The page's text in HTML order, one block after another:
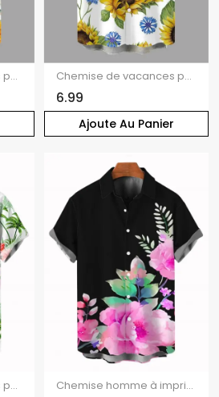
Chemise de vacances pour homme, imprimé feuilles de tournesol, boutonnée
Ajoute Au Panier
Chemise de vacances pour homme, imprimé feuilles de tournesol, boutonnée
6.99
Chemise de vacances pour homme, imprimé floral coloré avec cocotier, à boutons Chemise homme à imprimé floral et feuilles pour les vacances